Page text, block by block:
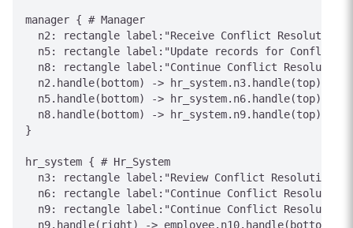
manager { # Manager
n2: rectangle label:"Receive Conflict Resolution
n5: rectangle label:"Update records for Conflict
n8: rectangle label:"Continue Conflict Resolution
n2.handle(bottom) -> hr_system.n3.handle(top)
n5.handle(bottom) -> hr_system.n6.handle(top)
n8.handle(bottom) -> hr_system.n9.handle(top)
}
hr_system { # Hr_System
n3: rectangle label:"Review Conflict Resolution
n6: rectangle label:"Continue Conflict Resolution
n9: rectangle label:"Continue Conflict Resolution
  n9.handle(right) -> employee.n10.handle(bottom)